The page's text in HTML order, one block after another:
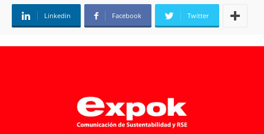
Linkedin Facebook Twitter